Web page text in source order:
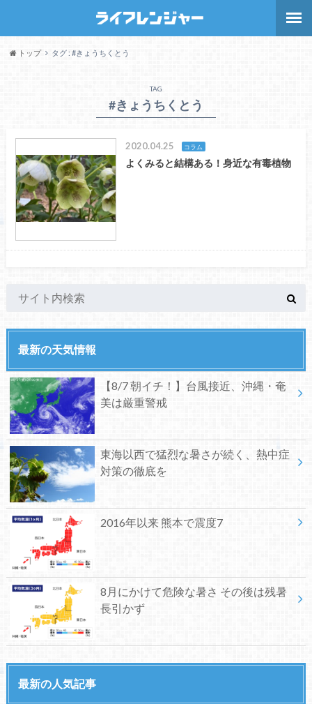
トップ タグ : #きょうちくとう
TAG
#きょうちくとう
2020.04.25 コラム
よくみると結構ある！身近な有毒植物
最新の天気情報
【8/7 朝イチ！】台風接近、沖縄・奄
美は厳重警戒
東海以西で猛烈な暑さが続く、熱中症
対策の徹底を
2016年以来 熊本で震度7
8月にかけて危険な暑さ その後は残暑
長引かず
最新の人気記事